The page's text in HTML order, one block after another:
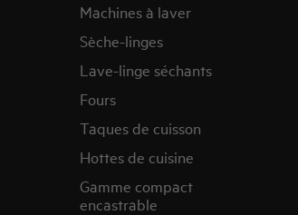
Machines à laver
Sèche-linges
Lave-linge séchants
Fours
Taques de cuisson
Hottes de cuisine
Gamme compact
encastrable